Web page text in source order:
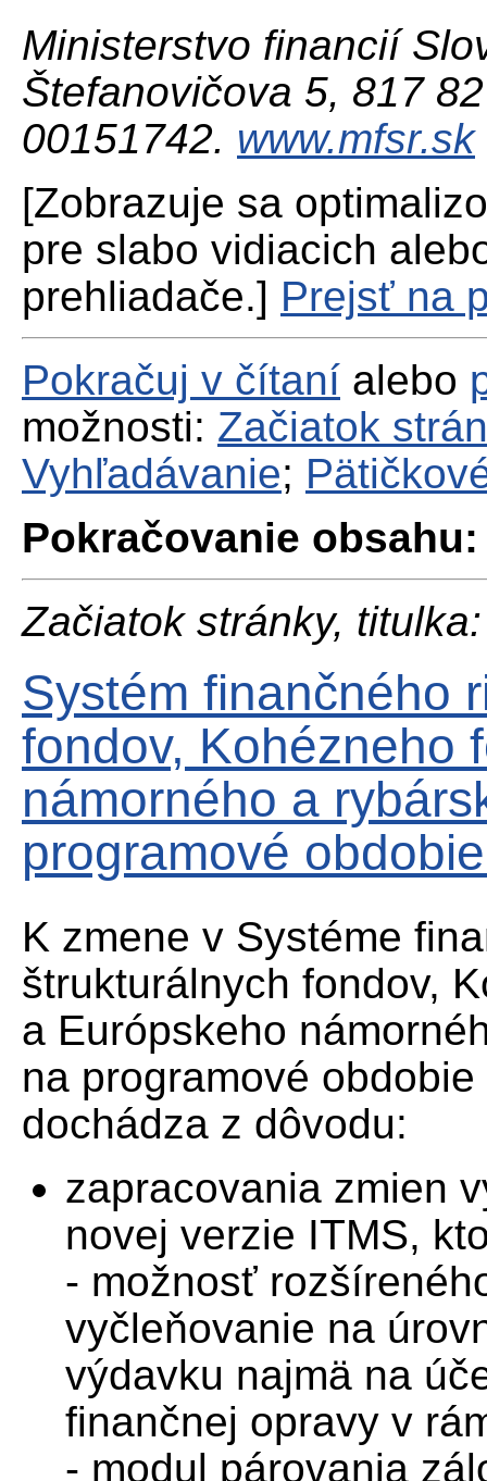
Ministerstvo financií
Štefanovičova 5, 817
00151742. www.mfsr.sk
[Zobrazuje sa
pre slabo vidiacich
prehliadače.] Prejsť na
Pokračuj v čítaní alebo
možnosti: Začiatok
Vyhľadávanie;
Pokračovanie obsahu:
Začiatok stránky, titulka:
Systém finančného
fondov, Kohézneho
námorného a
programové
K zmene v Systéme
štrukturálnych fondov,
a Európskeho
na programové
dochádza z dôvodu:
zapracovania zmien
novej verzie ITMS,
- možnosť
vyčleňovanie na
výdavku najmä na
finančnej opravy v
- modul párovania